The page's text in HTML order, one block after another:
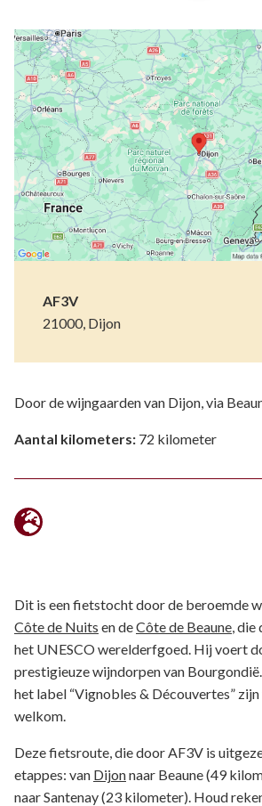
AF3V
21000, Dijon
Door de wijngaarden van Dijon, via
Aantal kilometers: 72 kilometer
Dit is een fietstocht door de beroemde
Côte de Nuits en deCôte de Beaune ,
het UNESCO werelderfgoed. Hij voert
prestigieuze wijndorpen van
het label “Vignobles & Découvertes”
welkom.
Deze fietsroute, die door AF3V is
etappes: van Dijonnaar Beaune (49
naar Santenay (23 kilometer). Houd